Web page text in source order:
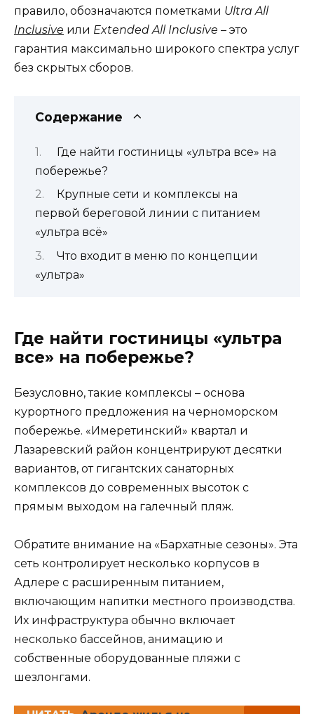
правило, обозначаются пометками Ultra All
Inclusive или Extended All Inclusive – это
гарантия максимально широкого спектра услуг
без скрытых сборов.
Содержание
Где найти гостиницы «ультра все» на
побережье?
Крупные сети и комплексы на
первой береговой линии с питанием
«ультра всё»
Что входит в меню по концепции
«ультра»
Где найти гостиницы «ультра
все» на побережье?
Безусловно, такие комплексы – основа
курортного предложения на черноморском
побережье. «Имеретинский» квартал и
Лазаревский район концентрируют десятки
вариантов, от гигантских санаторных
комплексов до современных высоток с
прямым выходом на галечный пляж.
Обратите внимание на «Бархатные сезоны». Эта
сеть контролирует несколько корпусов в
Адлере с расширенным питанием,
включающим напитки местного производства.
Их инфраструктура обычно включает
несколько бассейнов, анимацию и
собственные оборудованные пляжи с
шезлонгами.